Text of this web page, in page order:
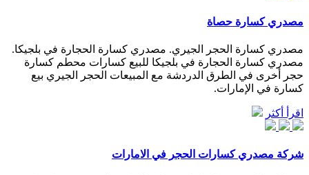
مصدري كسارة حصاة
مصدري كسارة الحجر الجيري. مصدري كسارة الحجارة في بلجيكا.
مصدري كسارة الحجارة في بلجيكا للبيع كسارات محطم كسارة
حجر أخرى في الطرق الدردشة مع المبيعات الحجر الجيري بيع
كسارة في الإمارات.
اقرأ أكثر
شركة مصدري كسارات الحجر في الامارات